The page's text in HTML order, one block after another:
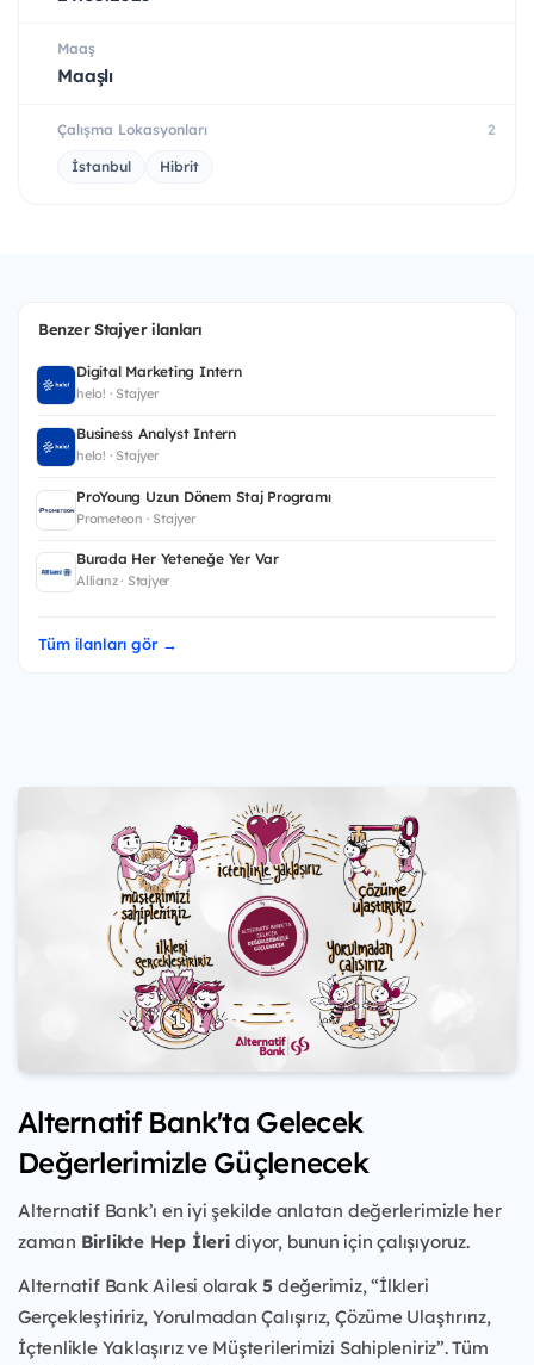
Maaş
Maaşlı
Çalışma Lokasyonları 2
İstanbul Hibrit
Benzer Stajyer ilanları
Digital Marketing Intern
helo! · Stajyer
Business Analyst Intern
helo! · Stajyer
ProYoung Uzun Dönem Staj Programı
Prometeon · Stajyer
Burada Her Yeteneğe Yer Var
Allianz · Stajyer
Tüm ilanları gör →
Alternatif Bank'ta Gelecek
Değerlerimizle Güçlenecek
Alternatif Bank’ı en iyi şekilde anlatan değerlerimizle her
zaman Birlikte Hep İleridiyor, bunun için çalışıyoruz.
Alternatif Bank Ailesi olarak5 değerimiz, “İlkleri
Gerçekleştiririz, Yorulmadan Çalışırız, Çözüme Ulaştırırız,
İçtenlikle Yaklaşırız ve Müşterilerimizi Sahipleniriz”. Tüm